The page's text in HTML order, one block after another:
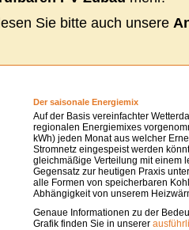
Sie bitte auch unsere
Der saisonale Energiemix
Auf der Basis vereinfachter
regionalen Energiemixes
kWh) jeden Monat aus welcher
Stromnetz eingespeist werden
gleichmäßige Verteilung mit einem
Gegensatz zur heutigen Praxis
alle Formen von speicherbaren
Abhängigkeit von unserem
Genaue Informationen zu der
Grafik finden Sie in unserer